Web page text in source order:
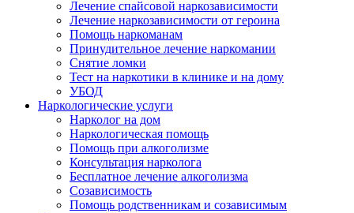
Лечение спайсовой наркозависимости
Лечение наркозависимости от героина
Помощь наркоманам
Принудительное лечение наркомании
Снятие ломки
Тест на наркотики в клинике и на дому
УБОД
Наркологические услуги
Нарколог на дом
Наркологическая помощь
Помощь при алкоголизме
Консультация нарколога
Бесплатное лечение алкоголизма
Созависимость
Помощь родственникам и созависимым